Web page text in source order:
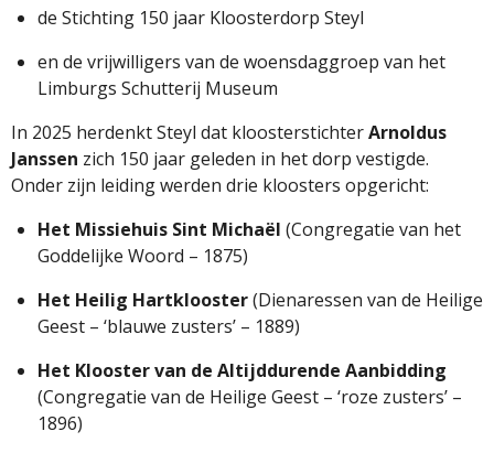
de Stichting 150 jaar Kloosterdorp Steyl
en de vrijwilligers van de woensdaggroep van het
Limburgs Schutterij Museum
In 2025 herdenktSteyl dat kloosterstichterArnoldus
Janssen zich 150 jaar geleden in hetdorp vestigde.
Onder zijn leidingwerden drie kloosters opgericht:
Het Missiehuis Sint Michaël (Congregatie van het
Goddelijke Woord – 1875)
Het Heilig Hartklooster(Dienaressen van de Heilige
Geest – ‘blauwe zusters’ – 1889)
Het Kloostervan de Altijddurende Aanbidding
(Congregatie van de Heilige Geest – ‘roze zusters’ –
1896)